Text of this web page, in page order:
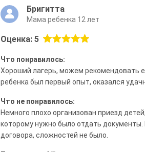
Бригитта
Мама ребенка 12 лет
Оценка: 5
Что понравилось:
Хороший лагерь, можем рекомендовать
ребенка был первый опыт, оказался
Что не понравилось:
Немного плохо организован приезд
которому нужно было отдать
договора, сложностей не было.